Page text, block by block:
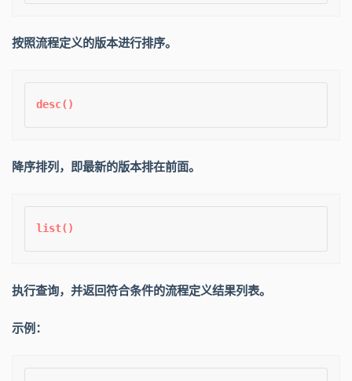
按照流程定义的版本进行排序。
降序排列，即最新的版本排在前面。
执行查询，并返回符合条件的流程定义结果列表。
示例：